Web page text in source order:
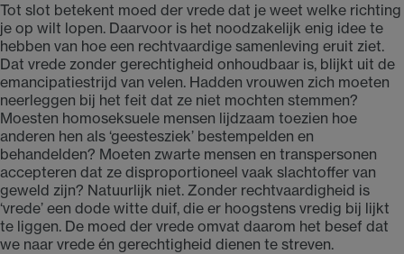
Tot slot betekent moed der vrede dat je weet welke richting
je op wilt lopen. Daarvoor is het noodzakelijk enig idee te
hebben van hoe een rechtvaardige samenleving eruit ziet.
Dat vrede zonder gerechtigheid onhoudbaar is, blijkt uit de
emancipatiestrijd van velen. Hadden vrouwen zich moeten
neerleggen bij het feit dat ze niet mochten stemmen?
Moesten homoseksuele mensen lijdzaam toezien hoe
anderen hen als ‘geestesziek’ bestempelden en
behandelden? Moeten zwarte mensen en transpersonen
accepteren dat ze disproportioneel vaak slachtoffer van
geweld zijn? Natuurlijk niet. Zonder rechtvaardigheid is
‘vrede’ een dode witte duif, die er hoogstens vredig bij lijkt
te liggen. De moed der vrede omvat daarom het besef dat
we naar vrede én gerechtigheid dienen te streven.